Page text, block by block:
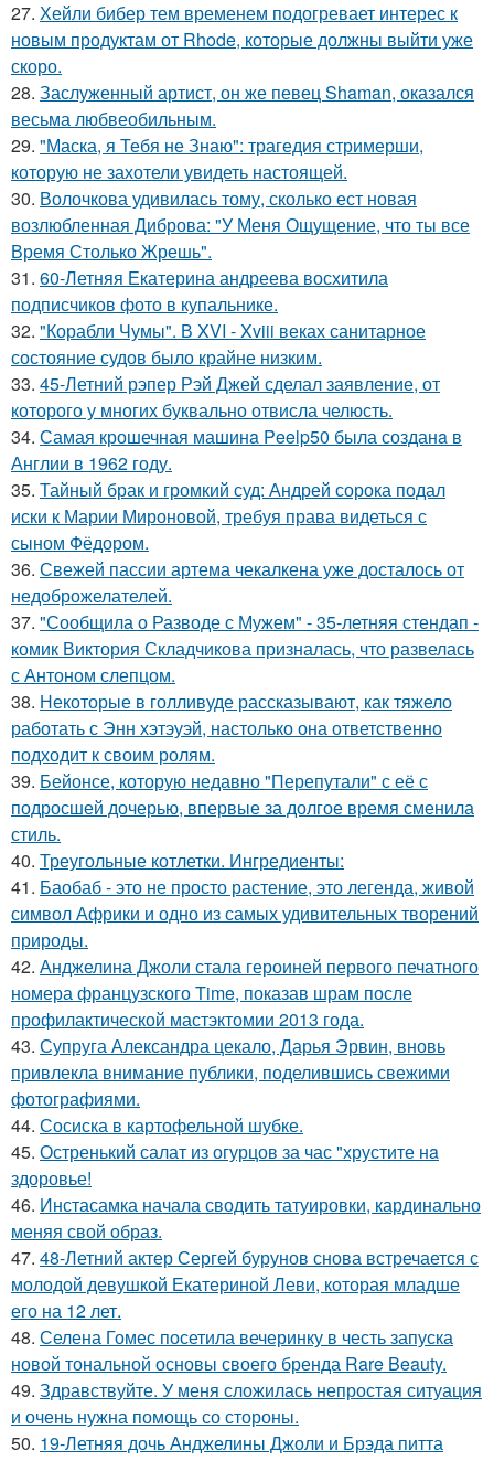
27. Хейли бибер тем временем подогревает интерес к
новым продуктам от Rhode, которые должны выйти уже
скоро.
28. Заслуженный артист, он же певец Shaman, оказался
весьма любвеобильным.
29. "Маска, я Тебя не Знаю": трагедия стримерши,
которую не захотели увидеть настоящей.
30. Волочкова удивилась тому, сколько ест новая
возлюбленная Диброва: "У Меня Ощущение, что ты все
Время Столько Жрешь".
31. 60-Летняя Екатерина андреева восхитила
подписчиков фото в купальнике.
32. "Корабли Чумы". В XVI - Xviii веках санитарное
состояние судов было крайне низким.
33. 45-Летний рэпер Рэй Джей сделал заявление, от
которого у многих буквально отвисла челюсть.
34. Самая крошечная машинa Peelp50 была созданa в
Англии в 1962 году.
35. Тайный брак и громкий суд: Андрей сорока подал
иски к Марии Мироновой, требуя права видеться с
сыном Фёдором.
36. Свежей пассии артема чекалкена уже досталось от
недоброжелателей.
37. "Сообщила о Разводе с Мужем" - 35-летняя стендап -
комик Виктория Складчикова призналась, что развелась
с Антоном слепцом.
38. Некоторые в голливуде рассказывают, как тяжело
работать с Энн хэтэуэй, настолько она ответственно
подходит к своим ролям.
39. Бейонсе, которую недавно "Перепутали" с её с
подросшей дочерью, впервые за долгое время сменила
стиль.
40. Треугольные котлетки. Ингредиенты:
41. Баобаб - это не просто растение, это легенда, живой
символ Африки и одно из самых удивительных творений
природы.
42. Анджелина Джоли стала героиней первого печатного
номера французского Time, показав шрам после
профилактической мастэктомии 2013 года.
43. Супруга Александра цекало, Дарья Эрвин, вновь
привлекла внимание публики, поделившись свежими
фотографиями.
44. Сосиска в картофельной шубке.
45. Остренький салат из огурцов за час "хрустите нa
здоровье!
46. Инстасамка начала сводить татуировки, кардинально
меняя свой образ.
47. 48-Летний актер Сергей бурунов снова встречается с
молодой девушкой Екатериной Леви, которая младше
его на 12 лет.
48. Селена Гомес посетила вечеринку в честь запуска
новой тональной основы своего бренда Rare Beauty.
49. Здравствуйте. У меня сложилась непростая ситуация
и очень нужна помощь со стороны.
50. 19-Летняя дочь Анджелины Джоли и Брэда питта